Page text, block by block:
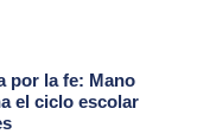
por la fe: Mano
el ciclo escolar